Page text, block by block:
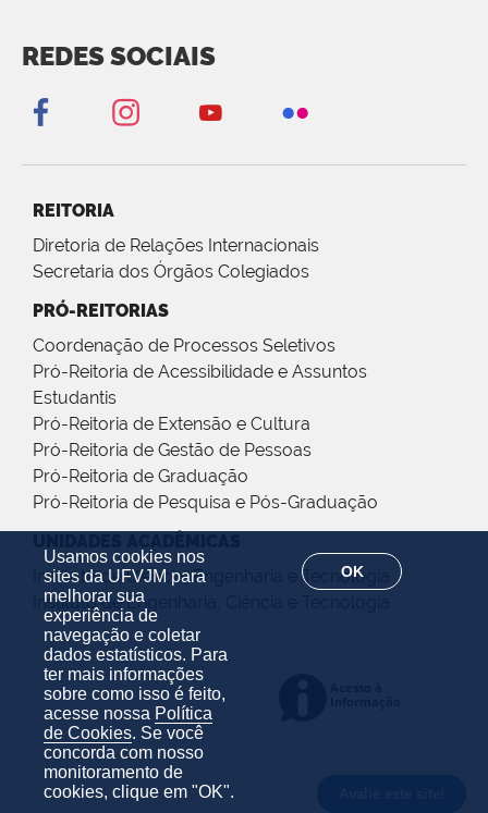
Usamos cookies nos
sites da UFVJM para
melhorar sua
experiência de
navegação e coletar
dados estatísticos. Para
ter mais informações
sobre como isso é feito,
acesse nossa Política
de Cookies. Se você
concorda com nosso
monitoramento de
cookies, clique em "OK".
OK
REDES SOCIAIS
REITORIA
Diretoria de Relações Internacionais
Secretaria dos Órgãos Colegiados
PRÓ-REITORIAS
Coordenação de Processos Seletivos
Pró-Reitoria de Acessibilidade e Assuntos
Estudantis
Pró-Reitoria de Extensão e Cultura
Pró-Reitoria de Gestão de Pessoas
Pró-Reitoria de Graduação
Pró-Reitoria de Pesquisa e Pós-Graduação
Instituto de Ciência, Engenharia e Tecnologia
Instituto de Engenharia, Ciência e Tecnologia